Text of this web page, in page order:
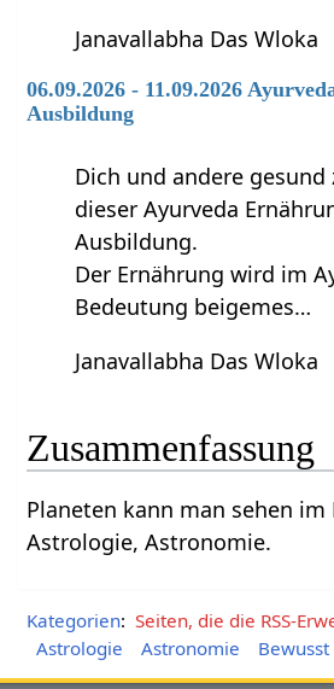
Janavallabha Das Wloka
06.09.2026 - 11.09.2026
Ausbildung
Dich und andere
dieser Ayurveda
Ausbildung.
Der Ernährung wird im
Bedeutung beigemes…
Janavallabha Das Wloka
Zusammenfassung
Planeten‏‎ kann man sehen im Kontext von
Astrologie, Astronomie.
Kategorien: Seiten, die die RSS-
Astrologie
Astronomie